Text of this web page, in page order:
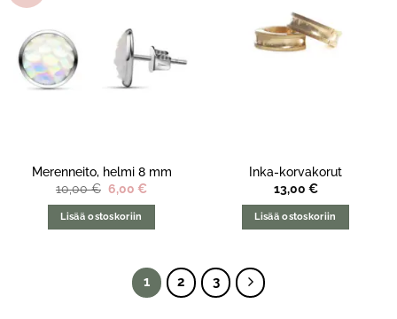
Merenneito, helmi 8 mm
10,00€ Alkuperäinen
hinta
oli:
10,00 €.
6,00€
Lisää ostoskoriin
Inka-korvakorut
13,00 €
Lisää ostoskoriin
1 2 3